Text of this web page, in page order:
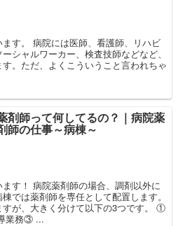
す。 病院には医師、看護師、リハビ
シャルワーカー、検査技師などなど、
。ただ、よくこういうこと言われちゃ
剤師って何してるの？｜病院薬
師の仕事～病棟～
す！ 病院薬剤師の場合、調剤以外に
では薬剤師を専任として配置します。
すが、大きく分けて以下の3つです。 ①
業務③ ...